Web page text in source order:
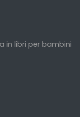
in libri per bambini